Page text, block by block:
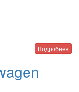
Подробнее